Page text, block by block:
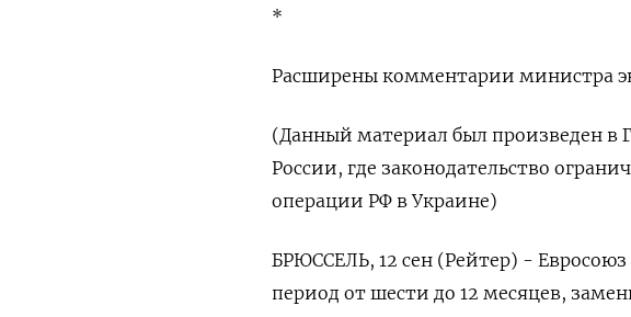
*
Расширены комментарии министра
(Данный материал был произведен в
России, где законодательство
операции РФ в Украине)
БРЮССЕЛЬ, 12 сен (Рейтер) -
период от шести до 12 месяцев,